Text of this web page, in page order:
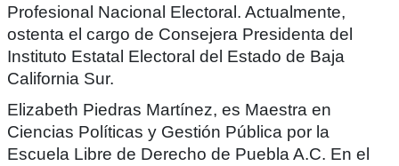
Profesional Nacional Electoral. Actualmente,
ostenta el cargo de Consejera Presidenta del
Instituto Estatal Electoral del Estado de Baja
California Sur.
Elizabeth Piedras Martínez, es Maestra en
Ciencias Políticas y Gestión Pública por la
Escuela Libre de Derecho de Puebla A.C. En el